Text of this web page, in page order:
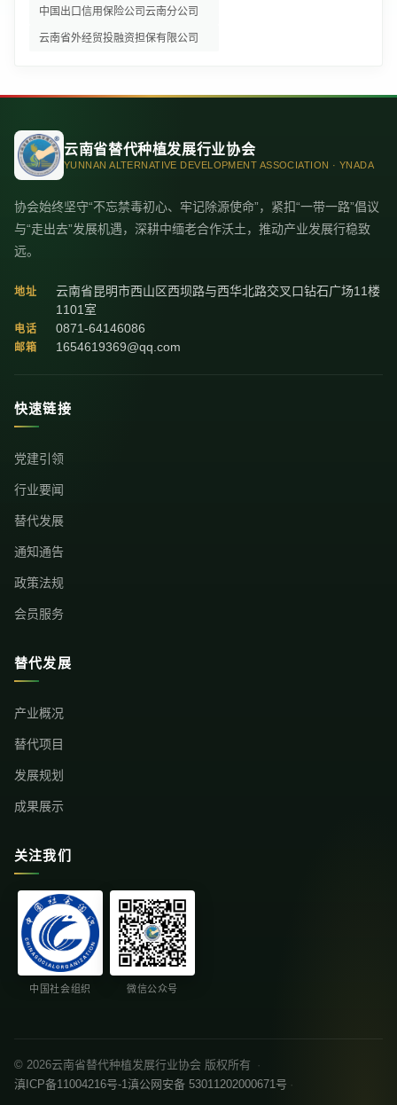
中国出口信用保险公司云南分公司
云南省外经贸投融资担保有限公司
云南省替代种植发展行业协会
YUNNAN ALTERNATIVE DEVELOPMENT ASSOCIATION · YNADA
协会始终坚守“不忘禁毒初心、牢记除源使命”，紧扣“一带一路”倡议
与“走出去”发展机遇，深耕中缅老合作沃土，推动产业发展行稳致
远。
地址
云南省昆明市西山区西坝路与西华北路交叉口钻石广场11楼
1101室
电话 0871-64146086
邮箱 1654619369@qq.com
快速链接
党建引领
行业要闻
替代发展
通知通告
政策法规
会员服务
替代发展
产业概况
替代项目
发展规划
成果展示
关注我们
中国社会组织 微信公众号
© 2026云南省替代种植发展行业协会 版权所有
·
滇ICP备11004216号-1滇公网安备 53011202000671号 ·